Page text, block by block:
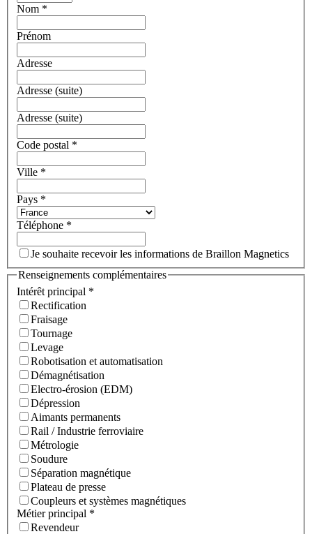
Nom *
Prénom
Adresse
Adresse (suite)
Adresse (suite)
Code postal *
Ville *
Pays *
Téléphone *
Je souhaite recevoir les informations de Braillon Magnetics
Renseignements complémentaires
Intérêt principal *
Rectification
Fraisage
Tournage
Levage
Robotisation et automatisation
Démagnétisation
Electro-érosion (EDM)
Dépression
Aimants permanents
Rail / Industrie ferroviaire
Métrologie
Soudure
Séparation magnétique
Plateau de presse
Coupleurs et systèmes magnétiques
Métier principal *
Revendeur